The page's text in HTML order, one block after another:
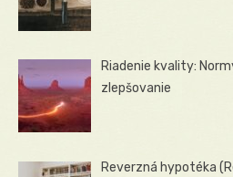
Riadenie kvality:
zlepšovanie
Reverzná hypotéka